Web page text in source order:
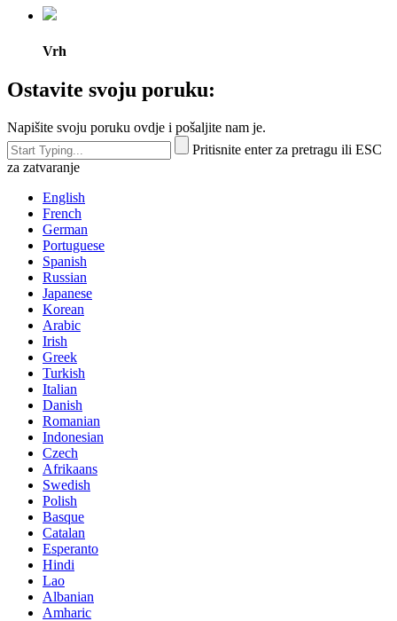
Vrh
Ostavite svoju poruku:
Napišite svoju poruku ovdje i pošaljite nam je.
Pritisnite enter za pretragu ili ESC
za zatvaranje
English
French
German
Portuguese
Spanish
Russian
Japanese
Korean
Arabic
Irish
Greek
Turkish
Italian
Danish
Romanian
Indonesian
Czech
Afrikaans
Swedish
Polish
Basque
Catalan
Esperanto
Hindi
Lao
Albanian
Amharic